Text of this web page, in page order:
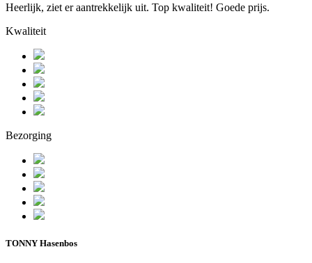
Heerlijk, ziet er aantrekkelijk uit. Top kwaliteit! Goede prijs.
Kwaliteit
Bezorging
TONNY Hasenbos